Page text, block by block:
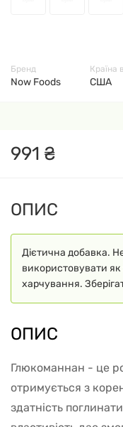
991 ₴
Бренд
Now Foods
Країна
США
ОПИС
Дієтична добавка.
використовувати як
харчування.
ОПИС
Глюкоманнан - це
отримується з
здатність